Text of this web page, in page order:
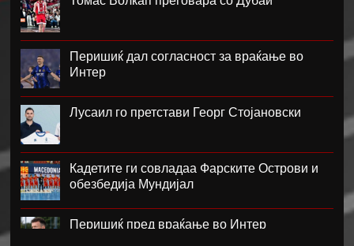
Перишиќ дал согласност за враќање во
Интер
Лусаил го претстави Георг Стојановски
Кадетите ги совладаа Фарските Острови и
обезбедија Мундијал
Перишиќ пред враќање во Интер